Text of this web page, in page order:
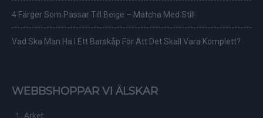
4 Färger Som Passar Till Beige – Matcha Med Stil!
Vad Ska Man Ha I Ett Barskåp För Att Det Skall Vara Komplett?
WEBBSHOPPAR VI ÄLSKAR
Arket